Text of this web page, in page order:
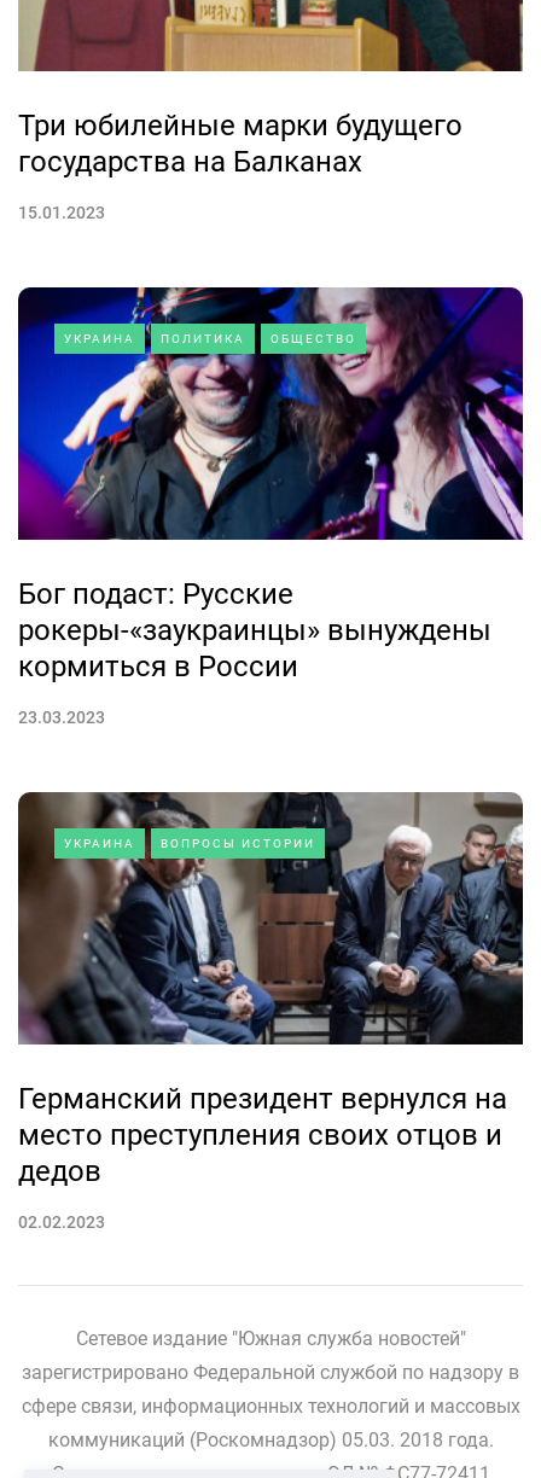
Три юбилейные марки будущего
государства на Балканах
15.01.2023
УКРАИНА ПОЛИТИКА ОБЩЕСТВО
Бог подаст: Русские
рокеры-«заукраинцы» вынуждены
кормиться в России
23.03.2023
УКРАИНА ВОПРОСЫ ИСТОРИИ
Германский президент вернулся на
место преступления своих отцов и
дедов
02.02.2023
Сетевое издание "Южная служба новостей"
зарегистрировано Федеральной службой по надзору в
сфере связи, информационных технологий и массовых
коммуникаций (Роскомнадзор) 05.03. 2018 года.